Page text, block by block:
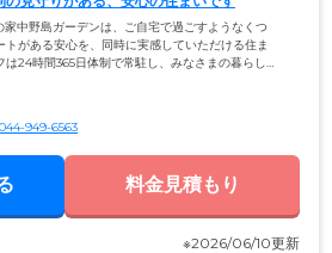
中野島ガーデンは、ご自宅で過ごすようなくつ
トがある安心を、同時に実感していただける住ま
24時間365日体制で常駐し、みなさまの暮らしを
洗面台、暖房便座付トイレ、浴室、ミニキッチ
ていただけます。お食事は、管理栄養士や調理
を、1日3食ご提供。刻み食・ミキサー食・塩分制
044-949-6563
料金見積もり
※2026/06/10更新